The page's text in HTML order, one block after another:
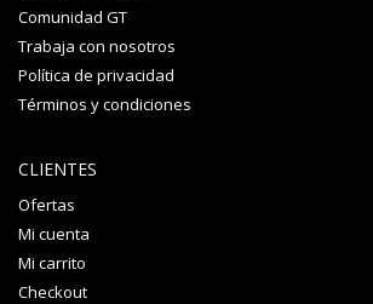
Comunidad GT
Trabaja con nosotros
Política de privacidad
Términos y condiciones
CLIENTES
Ofertas
Mi cuenta
Mi carrito
Checkout